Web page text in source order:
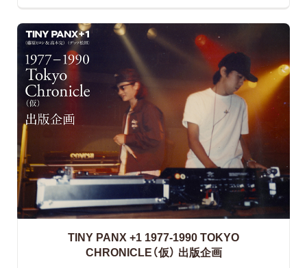
TINY PANX +1 1977-1990 TOKYO
CHRONICLE（仮） 出版企画